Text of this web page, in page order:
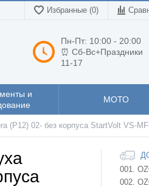
Избранные (0)
Пн-Пт: 10:00 - 20:00
⏰ Сб-Вс+Праздники
11-17
и
МОТО
(P12) 02- без корпуса StartVolt VS-
001.
002.